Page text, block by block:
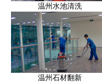
温州石材翻新
空气监测仪
洗地车